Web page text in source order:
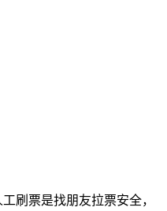
刷票是找朋友拉票安全，